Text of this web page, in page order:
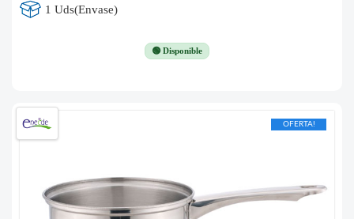
1 Uds(Envase)
🟢 Disponible
OFERTA!